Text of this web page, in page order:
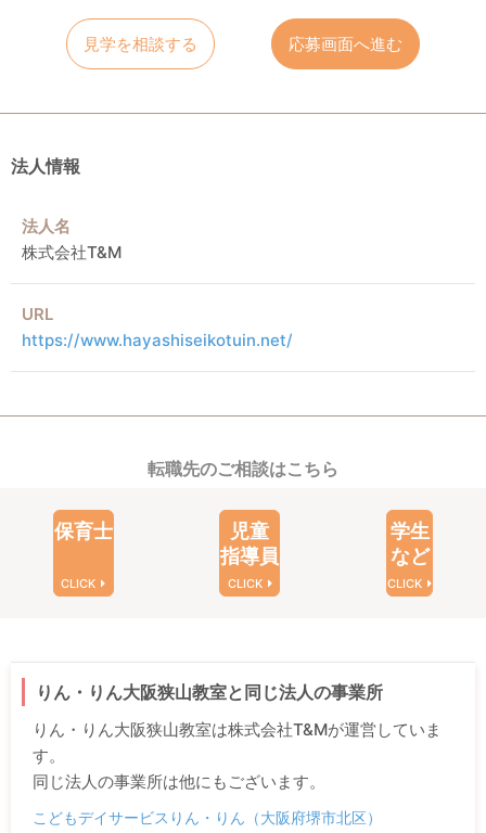
見学を相談する 応募画面へ進む
法人情報
法人名
株式会社T&M
URL
https://www.hayashiseikotuin.net/
転職先のご相談はこちら
保育士
CLICK
児童
指導員
CLICK
学生
など
CLICK
りん・りん大阪狭山教室と同じ法人の事業所
りん・りん大阪狭山教室は株式会社T&Mが運営していま
す。
同じ法人の事業所は他にもございます。
こどもデイサービスりん・りん（大阪府堺市北区）